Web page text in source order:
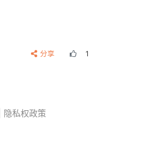
分享 1
隐私权政策